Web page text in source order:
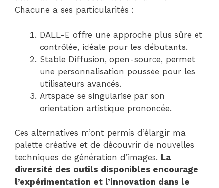
Chacune a ses particularités :
DALL-E offre une approche plus sûre et
contrôlée, idéale pour les débutants.
Stable Diffusion, open-source, permet
une personnalisation poussée pour les
utilisateurs avancés.
Artspace se singularise par son
orientation artistique prononcée.
Ces alternatives m’ont permis d’élargir ma
palette créative et de découvrir de nouvelles
techniques de génération d’images. La
diversité des outils disponibles encourage
l’expérimentation et l’innovation dans le